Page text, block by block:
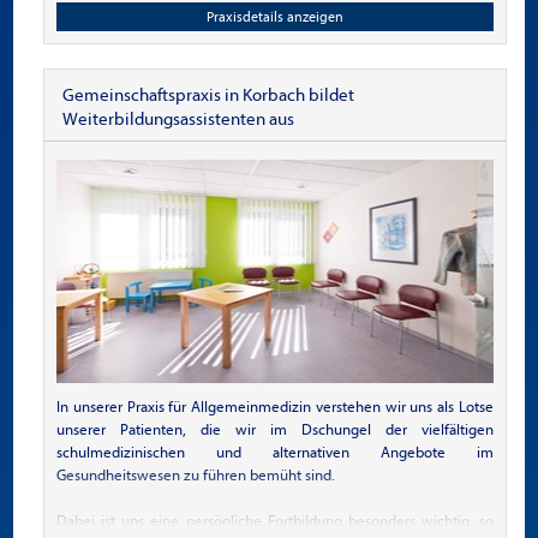
Allgemeinmedizin auch über die Zusatzbezeichnung für
Chirotherapie und spezielle Schmerztherapie, sowie den FA für
Die Praxis bietet ein sehr breites Spektrum an verschiedenen
Krankheitsbildern und Möglichkeiten der Therapie (Sonographie,
EKG, LZ-RR, Lufu, Scenar-Therapie, Gutachtertätigkeiten) mit
kompetentes und engagiertes Team zusammen mit der engen
Verbundenheit der Patienten und ihrer Familien ermöglichen ein
Arbeiten in entspannter, fröhlicher Atmosphäre.
Wir freuen uns auf ihre Bewerbung, flexible Arbeitszeiten
möglich! Focus Empfehlung der besten Hausärzte Landkreis WAF
2022.
Praxisdetails anzeigen
Gemeinschaftspraxis in Korbach bildet
Weiterbildungsassistenten aus
In unserer Praxis für Allgemeinmedizin verstehen wir uns als Lotse
unserer Patienten, die wir im Dschungel der vielfältigen
schulmedizinischen und alternativen Angebote im
Gesundheitswesen zu führen bemüht sind.
Dabei ist uns eine persönliche Fortbildung besonders wichtig, so